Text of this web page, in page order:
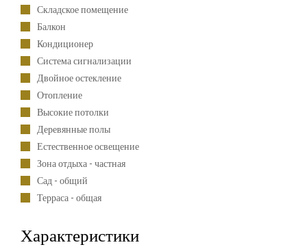
Складское помещение
Балкон
Кондиционер
Система сигнализации
Двойное остекление
Отопление
Высокие потолки
Деревянные полы
Естественное освещение
Зона отдыха - частная
Сад - общий
Терраса - общая
Характеристики